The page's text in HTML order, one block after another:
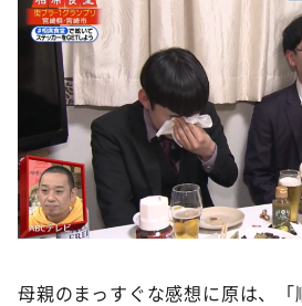
母親のまっすぐな感想に原は、